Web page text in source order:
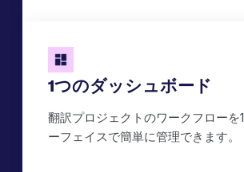
1つのダッシュボード
翻訳プロジェクトのワークフローを
ーフェイスで簡単に管理できます。